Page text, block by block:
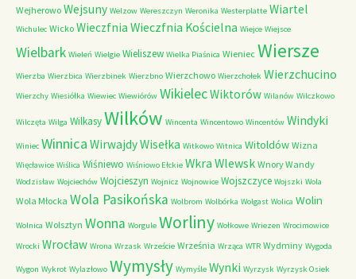
Wejherowo Wejsuny Welzow Wereszczyn Weronika Westerplatte Wiartel
Wichulec Wicko Wieczfnia Wieczfnia Kościelna Wiejce Wiejsce
Wielbark Wieleń Wielgie Wieliszew Wielka Piaśnica Wieniec Wiersze
Wierzba Wierzbica Wierzbinek Wierzbno Wierzchowo Wierzchołek Wierzchucino
Wierzchy Wiesiółka Wiewiec Wiewiórów WikielecWiktorów Wilanów Wilczkowo
Wilczęta Wilga WilkasyWilków Wincenta Wincentowo Wincentów Windyki
Winiec Winnica WirwajdyWisełka Witkowo Witnica Witoldów Wizna
Więcławice Wiślica Wiśniewo Wiśniowo Ełckie Wkra Wlewsk Wnory Wandy
Wodzisław Wojciechów Wojcieszyn Wojnicz Wojnowice Wojszczyce Wojszki Wola
Wola Młocka Wola Pasikońska Wolbrom Wolbórka Wolgast Wolica Wolin
Wolnica Wolsztyn Wonna Worgule Worliny Wołkowe Wriezen Wrocimowice
Wrocki Wrocław Wrona Wrzask Wrzeście Września Wrząca WTR Wydminy Wygoda
Wygon Wykrot Wylazłowo Wymysły Wymyśle Wynki Wyrzysk Wyrzysk Osiek